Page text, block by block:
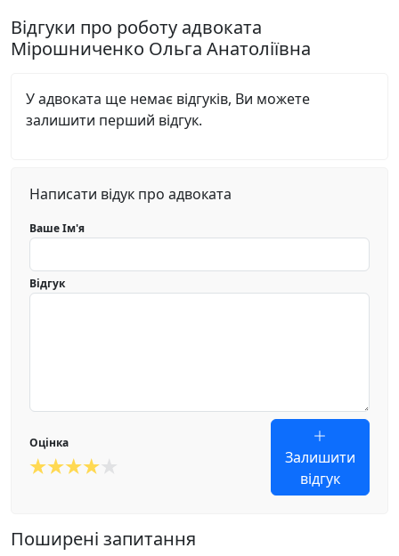
Відгуки про роботу адвоката
Мірошниченко Ольга Анатоліївна
У адвоката ще немає відгуків, Ви можете
залишити перший відгук.
Написати відук про адвоката
Ваше Ім'я
Відгук
Оцінка
Залишити
відгук
Поширені запитання